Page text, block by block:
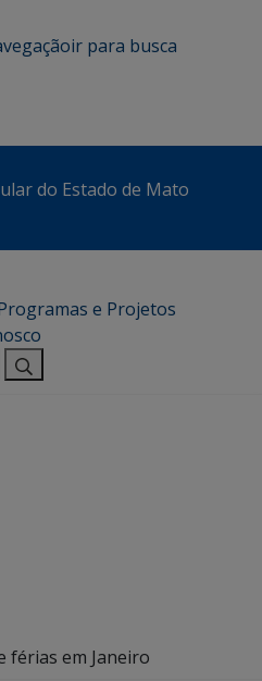
ir para busca
do Estado de Mato
e Projetos
férias em Janeiro